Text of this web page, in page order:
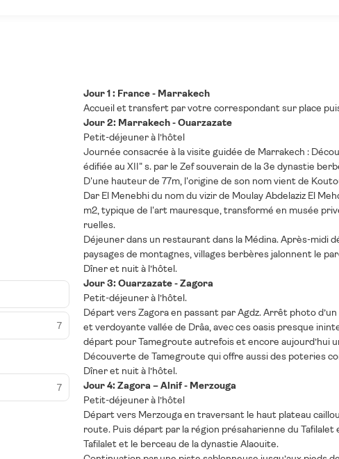
7
7
Jour 1 : France - Marrakech
Accueil et transfert par votre correspondant sur place
Jour 2: Marrakech - Ouarzazate
Petit-déjeuner à l’hôtel
Journée consacrée à la visite guidée de Marrakech :
édifiée au XII" s. par le Zef souverain de la 3e dynastie
D'une hauteur de 77m, l'origine de son nom vient de
Dar El Menebhi du nom du vizir de Moulay Abdelaziz El
m2, typique de l'art mauresque, transformé en musée
ruelles.
Déjeuner dans un restaurant dans la Médina. Après-midi
paysages de montagnes, villages berbères jalonnent le
Dîner et nuit à l’hôtel.
Jour 3: Ouarzazate - Zagora
Petit-déjeuner à l’hôtel.
Départ vers Zagora en passant par Agdz. Arrêt photo
et verdoyante vallée de Drâa, avec ces oasis presque
départ pour Tamegroute autrefois et encore aujourd’hui
Découverte de Tamegroute qui offre aussi des poteries
Dîner et nuit à l’hôtel.
Jour 4: Zagora – Alnif - Merzouga
Petit-déjeuner à l’hôtel
Départ vers Merzouga en traversant le haut plateau
route. Puis départ par la région présaharienne du Tafilalet
Tafilalet et le berceau de la dynastie Alaouite.